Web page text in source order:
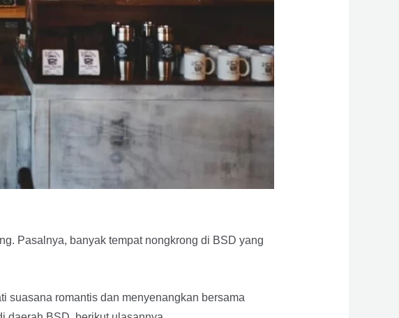
Pasalnya, banyak tempat nongkrong di BSD yang
suasana romantis dan menyenangkan bersama